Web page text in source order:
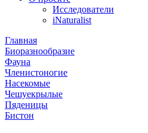
Исследователи
iNaturalist
Главная
Биоразнообразие
Фауна
Членистоногие
Насекомые
Чешуекрылые
Пяденицы
Бистон